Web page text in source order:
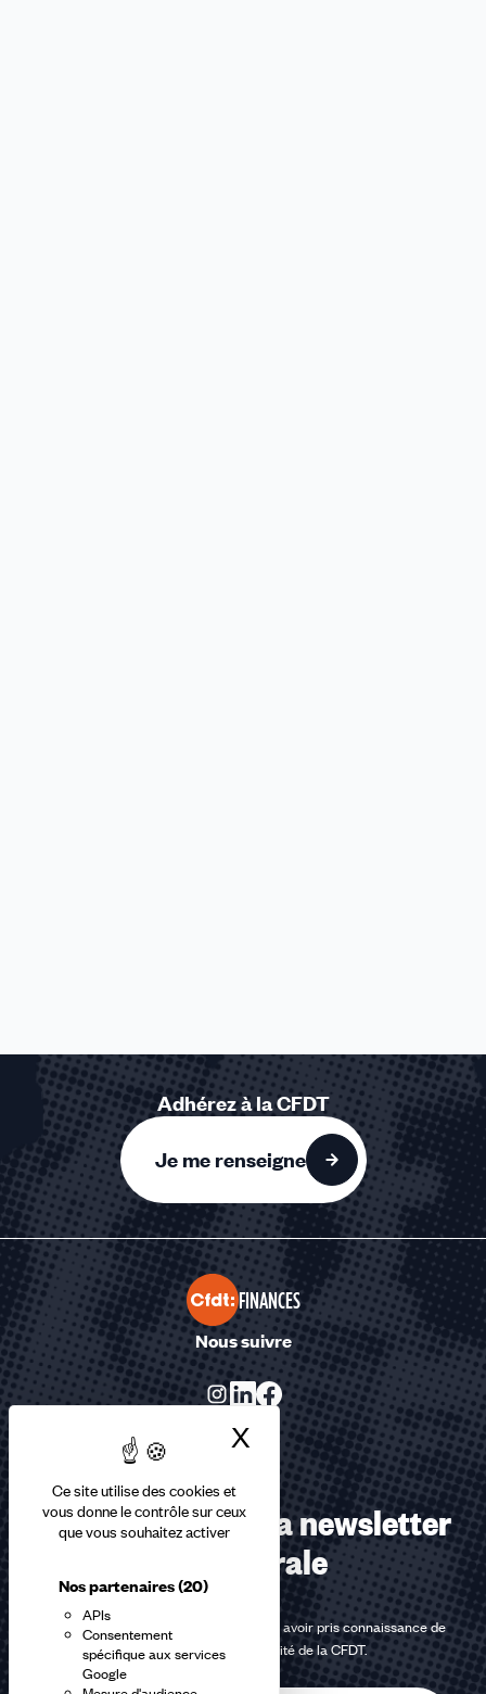
Ce site utilise des cookies et
vous donne le contrôle sur ceux
que vous souhaitez activer
Nos partenaires(20)
APIs
Consentement
spécifique aux services
Google
X Masquer le
Adhérez à la CFDT
Je me renseigne
FINANCES
Nous suivre
Abonnez-vous à la newsletter
confédérale
En m'inscrivant à la newsletter, j'affirme avoir pris connaissance de
lapolitique de confidentialité de la CFDT.